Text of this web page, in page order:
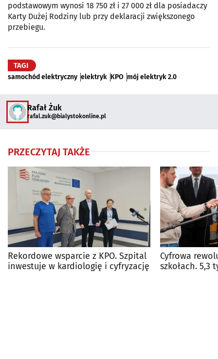
podstawowym wynosi 18 750 zł i 27 000 zł dla posiadaczy
Karty Dużej Rodziny lub przy deklaracji zwiększonego
przebiegu.
TAGI
samochód elektryczny elektryk KPO mój elektryk 2.0
Rafał Żuk
rafal.zuk@bialystokonline.pl
PRZECZYTAJ TAKŻE
Rekordowe wsparcie z KPO. Szpital
inwestuje w kardiologię i cyfryzację
Cyfrowa
szkołach. 5,3